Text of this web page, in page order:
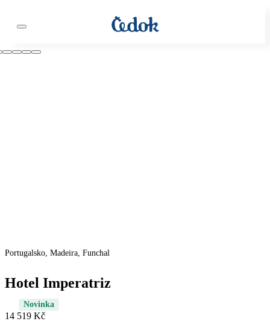
Portugalsko, Madeira, Funchal
Hotel Imperatriz
Novinka
14 519 Kč